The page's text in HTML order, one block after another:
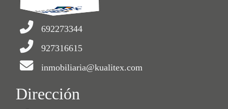
692273344
927316615
inmobiliaria@kualitex.com
Dirección